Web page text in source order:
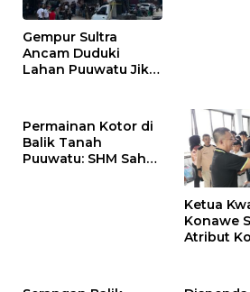
Gempur Sultra
Ancam Duduki
Lahan Puuwatu Jika
Permainan Kotor di
Balik Tanah
Puuwatu: SHM Sah
Ketua
Konawe
Atribut